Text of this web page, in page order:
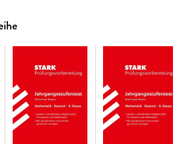
Prüfungssimulation
Lösungen zu allen Aufgaben
so kann Sie nichts mehr